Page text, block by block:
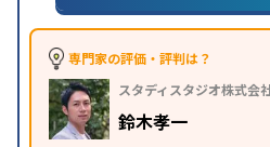
専門家の評価・評判は？
スタディスタジオ株式会
鈴木孝一